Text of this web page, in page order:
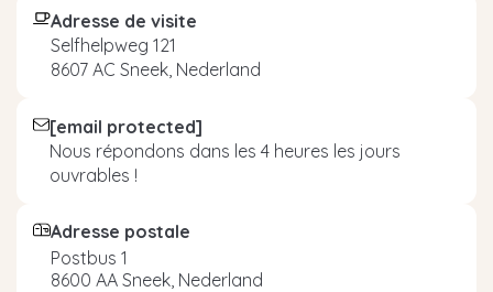
Adresse de visite
Selfhelpweg 121
8607 AC Sneek, Nederland
[email protected]
Nous répondons dans les 4 heures les jours
ouvrables !
Adresse postale
Postbus 1
8600 AA Sneek, Nederland